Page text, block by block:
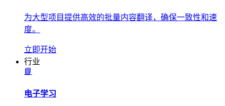
为大型项目提供高效的批量内容翻译，确保一致性和速
度。
立即开始
行业
📘
电子学习